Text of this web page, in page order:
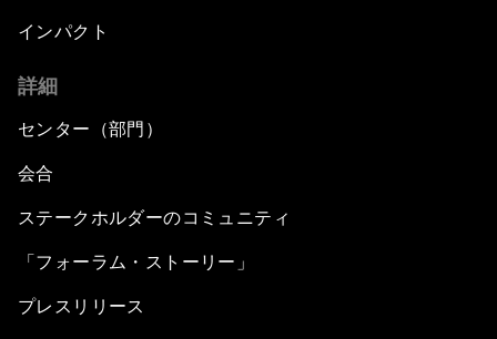
インパクト
詳細
センター（部門）
会合
ステークホルダーのコミュニティ
「フォーラム・ストーリー」
プレスリリース